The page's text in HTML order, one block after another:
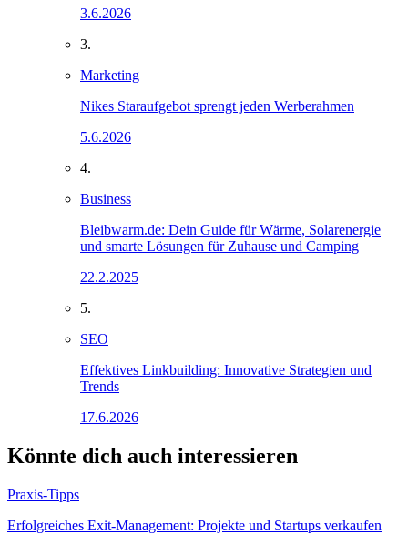
3.6.2026
3.
Marketing
Nikes Staraufgebot sprengt jeden Werberahmen
5.6.2026
4.
Business
Bleibwarm.de: Dein Guide für Wärme, Solarenergie
und smarte Lösungen für Zuhause und Camping
22.2.2025
5.
SEO
Effektives Linkbuilding: Innovative Strategien und
Trends
17.6.2026
Könnte dich auch interessieren
Praxis-Tipps
Erfolgreiches Exit-Management: Projekte und Startups verkaufen